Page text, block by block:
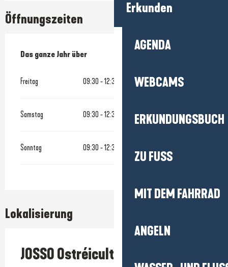
Erkunden
AGENDA
WEBCAMS
ERKUNDUNGSBUCH
ZU FUSS
MIT DEM FAHRRAD
ANGELN
Öffnungszeiten
Das ganze Jahr über
Das ganze Jahr über
Freitag 09:30 - 12:30
Samstag 09:30 - 12:30
Sonntag 09:30 - 12:30
Lokalisierung
JOSSO Ostréiculteur